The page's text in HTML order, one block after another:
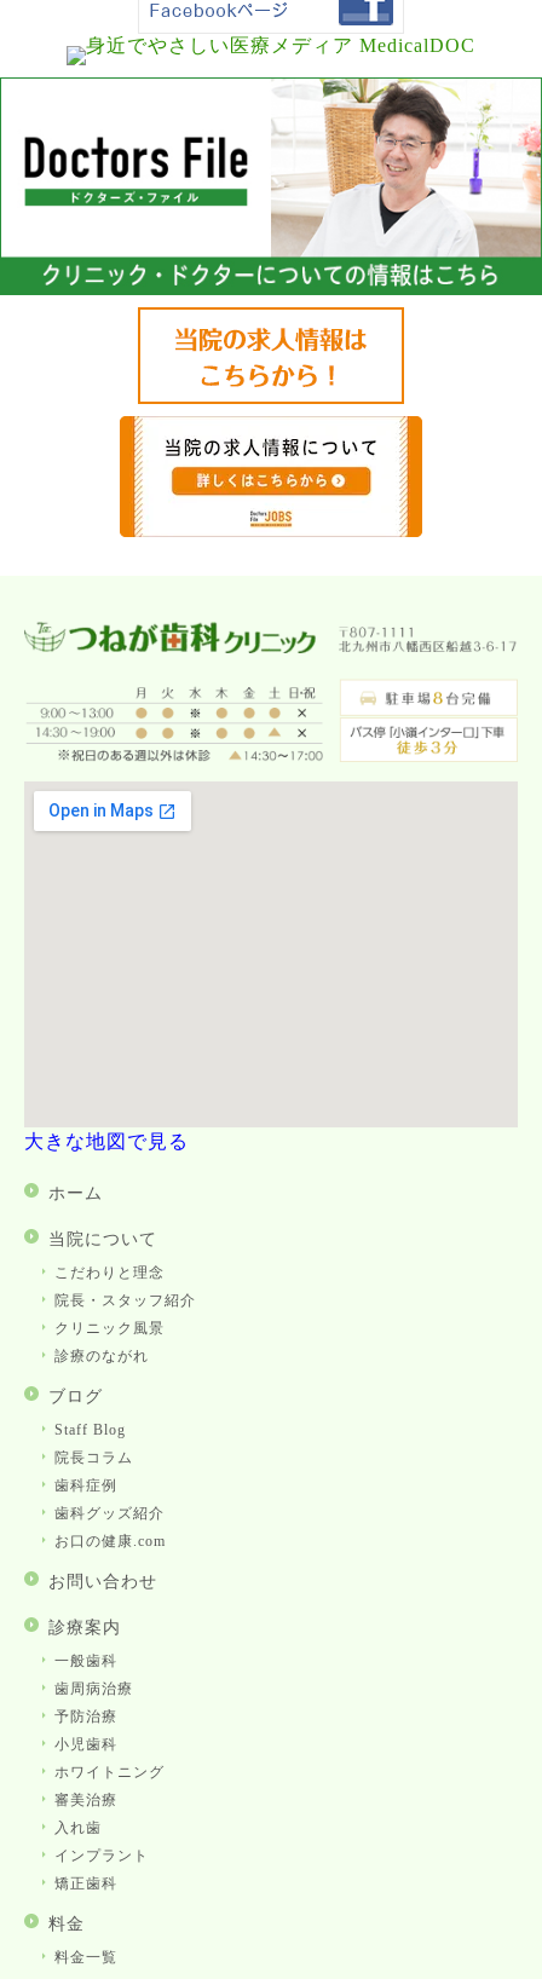
大きな地図で見る
ホーム
当院について
こだわりと理念
院長・スタッフ紹介
クリニック風景
診療のながれ
ブログ
Staff Blog
院長コラム
歯科症例
歯科グッズ紹介
お口の健康.com
お問い合わせ
診療案内
一般歯科
歯周病治療
予防治療
小児歯科
ホワイトニング
審美治療
入れ歯
インプラント
矯正歯科
料金
料金一覧